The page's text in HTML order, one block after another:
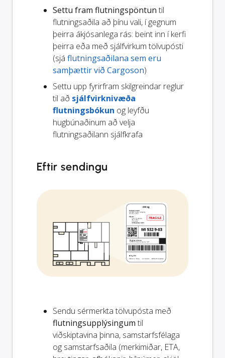
Settu fram flutningspöntun til
flutningsaðila að þínu vali, í gegnum
þeirra ákjósanlega rás: beint inn í kerfi
þeirra eða með sjálfvirkum tölvupósti
(sjá flutningsaðilana sem eru
samþættir við Cargoson)
Settu upp fyrirfram skilgreindar reglur
til að sjálfvirknivæða
flutningsbókun og leyfðu
hugbúnaðinum að velja
flutningsaðilann sjálfkrafa
Eftir sendingu
Sendu sérmerkta tölvupósta með
flutningsupplýsingum til
viðskiptavina þinna, samstarfsfélaga
og samstarfsaðila (merkimiðar, ETA,